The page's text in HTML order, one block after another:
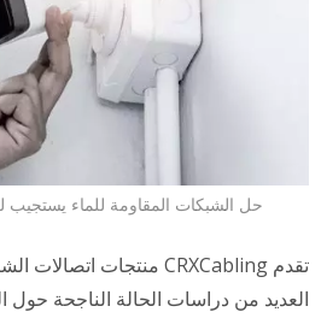
حل الشبكات المقاومة للماء يستجيب
من دراسات الحالة الناجحة حول